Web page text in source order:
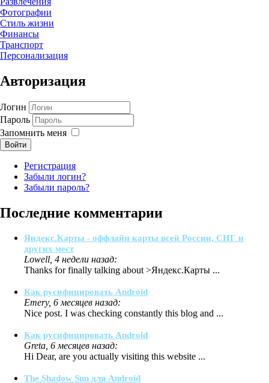
Фотографии
Стиль жизни
Финансы
Транспорт
Персонализация
Авторизация
Логин
Пароль
Запомнить меня
Войти
Регистрация
Забыли логин?
Забыли пароль?
Последние комментарии
Яндекс.Карты - оффлайн карты всей России, СНГ и
других мест
Lowell, 4 недели назад:
Thanks for finally talking about >Яндекс.Карты ...
Как русифицировать Android
Emery, 6 месяцев назад:
Nice post. I was checking constantly this blog and ...
Как русифицировать Android
Greta, 6 месяцев назад:
Hi Dear, are you actually visiting this website ...
The Shadow Sun для Android